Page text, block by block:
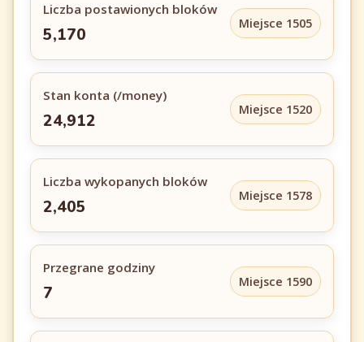
Liczba postawionych bloków
5,170
Miejsce 1505
Stan konta (/money)
24,912
Miejsce 1520
Liczba wykopanych bloków
2,405
Miejsce 1578
Przegrane godziny
7
Miejsce 1590